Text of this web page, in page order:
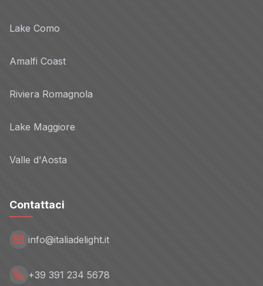
Lake Como
Amalfi Coast
Riviera Romagnola
Lake Maggiore
Valle d'Aosta
Contattaci
info@italiadelight.it
+39 391 234 5678